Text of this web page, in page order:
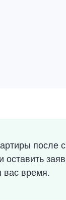
после
оставить
вас время.